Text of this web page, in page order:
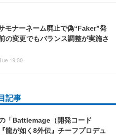
モナーネーム廃止で偽“Faker”発
の変更でもバランス調整が実施さ
19:30
記事
「Battlemage（開発コード
龍が如く8外伝』チーフプロデュ